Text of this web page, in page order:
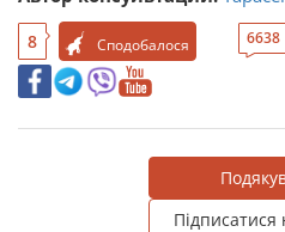
8 Сподобалося 6638
Підписатися